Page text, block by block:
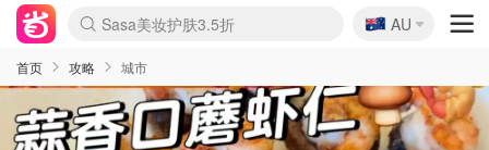
lululemon折扣上新
Sasa美妆护肤3.5折
SSENSE年中2.5折
FreshBeauty好价汇总
Cettire降价+叠9折
WWS Coles超市实拍
viagogo二手票捡漏
Myer超级周末
The Outnet奢牌1折起
David Jones 3折起
Flannels大牌1折
Perfumes Club护肤1折
AMIRO面罩$251
Amazon折扣汇总
eToro入金$200送$50
Amazon数码好物
ICONIC本周7.5折
ThedoubleF高奢地板价
Moose Knuckles 6折
丝芙兰5折起
EUFY摄像头$98
Selenichast首饰2折
Trip机票酒店促销
YSL送5件彩妆礼
Amazon家居好物
Amazon美妆护肤
雅漾大喷$8
过敏原检测盒$33
伊索独家赠50ml沐浴露
科颜氏高保湿面霜$29
SEALIFE海洋馆门票6折
丝塔芙大白罐$16
订阅Newsletter送香薰
Cult Beauty 6.8折
Harrods圣诞日历$525
LN-CC奢牌私促3折
d'Alba空姐喷雾$16
EVE LOM套装£56
Bernardelli独家4折
Adore Beauty 6折起
CT圣诞日历
Mytheresa奢品2.7折
Luxury Escapes 9折
Currentbody美容仪$881
MOON Garden Live
Roborock扫地机$649
Tingo Life水杯$24
Valentino官网5折
CR洗护套装$23
修丽可4件套$159
Myer彩妆2件7折
GANNI官网4.5折
Stylevana韩妆4折
Tessabit高奢8.5折
OGX洗发水$11
Amazon阿德莱德次日达
卡诗8.5折+赠礼
Philips Hue灯具8折
🇦🇺
AU
首页 攻略 城市